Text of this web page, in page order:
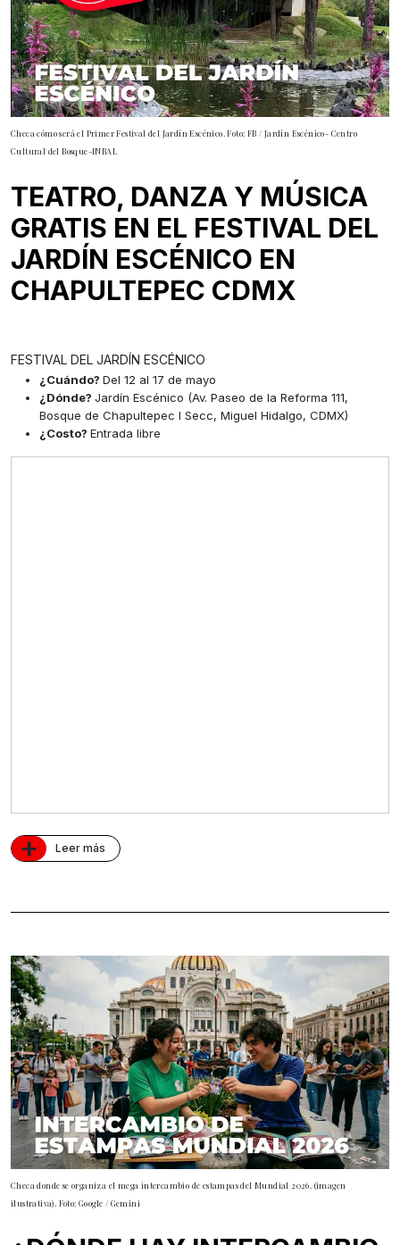
Checa cómo será el Primer Festival del Jardín Escénico. Foto: FB / Jardín Escénico- Centro
Cultural del Bosque-INBAL
TEATRO, DANZA Y MÚSICA
GRATIS EN EL FESTIVAL DEL
JARDÍN ESCÉNICO EN
CHAPULTEPEC CDMX
FESTIVAL DEL JARDÍN ESCÉNICO
¿Cuándo? Del 12 al 17 de mayo
¿Dónde? Jardín Escénico (Av. Paseo de la Reforma 111,
Bosque de Chapultepec I Secc, Miguel Hidalgo, CDMX)
¿Costo? Entrada libre
+ Leer más
Checa donde se organiza el mega intercambio de estampas del Mundial 2026. (imagen
ilustrativa). Foto: Google / Gemini